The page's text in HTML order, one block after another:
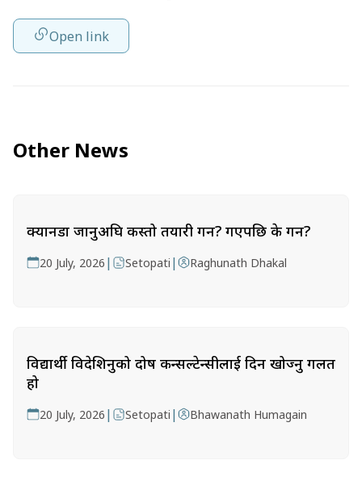
Open link
Other News
क्यानडा जानुअघि कस्तो तयारी गर्ने? गएपछि के गर्ने?
20 July, 2026 | Setopati | Raghunath Dhakal
विद्यार्थी विदेशिनुको दोष कन्सल्टेन्सीलाई दिन खोज्नु गलत
हो
20 July, 2026 | Setopati | Bhawanath Humagain